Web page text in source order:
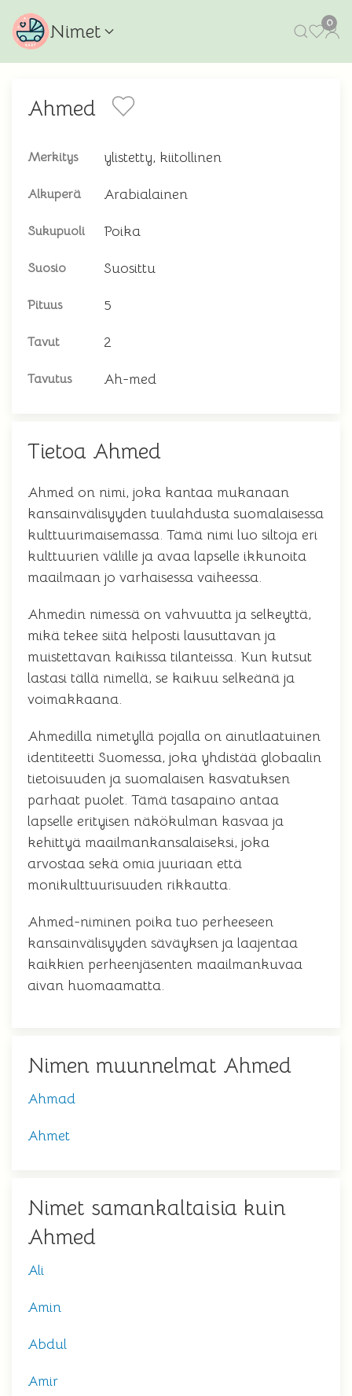
Nimet 0
Ahmed
Merkitys ylistetty, kiitollinen
Alkuperä Arabialainen
Sukupuoli Poika
Suosio Suosittu
Pituus 5
Tavut 2
Tavutus Ah-med
Tietoa Ahmed
Ahmed on nimi, joka kantaa mukanaan
kansainvälisyyden tuulahdusta suomalaisessa
kulttuurimaisemassa. Tämä nimi luo siltoja eri
kulttuurien välille ja avaa lapselle ikkunoita
maailmaan jo varhaisessa vaiheessa.
Ahmedin nimessä on vahvuutta ja selkeyttä,
mikä tekee siitä helposti lausuttavan ja
muistettavan kaikissa tilanteissa. Kun kutsut
lastasi tällä nimellä, se kaikuu selkeänä ja
voimakkaana.
Ahmedilla nimetyllä pojalla on ainutlaatuinen
identiteetti Suomessa, joka yhdistää globaalin
tietoisuuden ja suomalaisen kasvatuksen
parhaat puolet. Tämä tasapaino antaa
lapselle erityisen näkökulman kasvaa ja
kehittyä maailmankansalaiseksi, joka
arvostaa sekä omia juuriaan että
monikulttuurisuuden rikkautta.
Ahmed-niminen poika tuo perheeseen
kansainvälisyyden säväyksen ja laajentaa
kaikkien perheenjäsenten maailmankuvaa
aivan huomaamatta.
Nimen muunnelmat Ahmed
Ahmad
Ahmet
Nimet samankaltaisia kuin
Ahmed
Ali
Amin
Abdul
Amir